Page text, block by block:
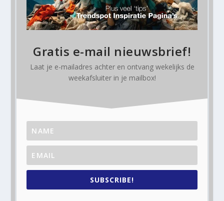
Gratis e-mail nieuwsbrief!
Laat je e-mailadres achter en ontvang wekelijks de
weekafsluiter in je mailbox!
SUBSCRIBE!